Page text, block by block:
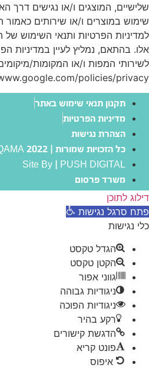
שלישיים, המוצגים ו/או נגישים דרך
שימוש במוצרים ו/או שירותים כאמור
למדיניות הפרטיות ותנאי השימוש
אלו. בהתאם, נמליץ לעיין במדיניות
לשירותי המפות ו/או המקומות/
policies/privacy
תקנון תנאי שימוש באתר
מדיניות הפרטיות
הצהרת נגישות
כל הזכויות שמורות | QAMA 2022
Site By | PUSH DIGITAL
משרד פרסום
דילוג לתוכן
פתח סרגל נגישות
כלי נגישות
הגדל טקסט
הקטן טקסט
גווני אפור
ניגודיות גבוהה
ניגודיות הפוכה
רקע בהיר
הדגשת קישורים
פונט קריא
איפוס